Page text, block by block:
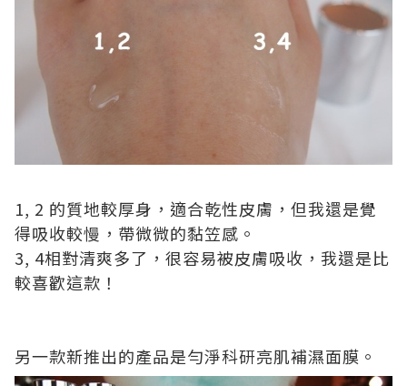
1, 2 的質地較厚身，適合乾性皮膚，但我還是覺
得吸收較慢，帶微微的黏笠感。
3, 4相對清爽多了，很容易被皮膚吸收 ，我還是比
較喜歡這款！
另一款新推出的產品是勻淨科研亮肌補濕面膜。